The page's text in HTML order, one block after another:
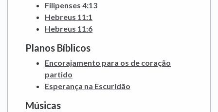
Filipenses 4:13
Hebreus 11:1
Hebreus 11:6
Planos Bíblicos
Encorajamento para os de coração
partido
Esperança na Escuridão
Músicas